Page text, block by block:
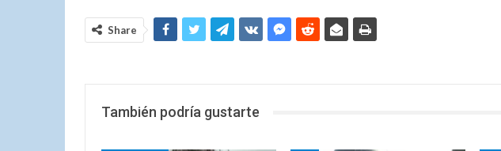
Share
También podría gustarte